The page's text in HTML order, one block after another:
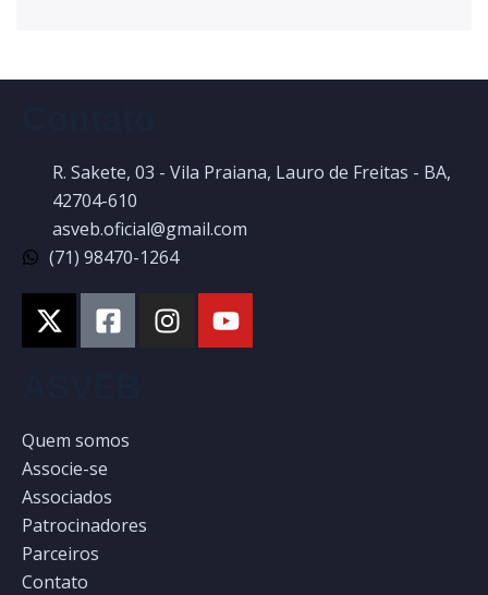
R. Sakete, 03 - Vila Praiana, Lauro de Freitas - BA,
42704-610
asveb.oficial@gmail.com
(71) 98470-1264
Quem somos
Associe-se
Associados
Patrocinadores
Parceiros
Contato